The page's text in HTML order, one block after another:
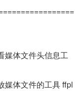
媒体文件头信息工
媒体文件的工具 ffpl